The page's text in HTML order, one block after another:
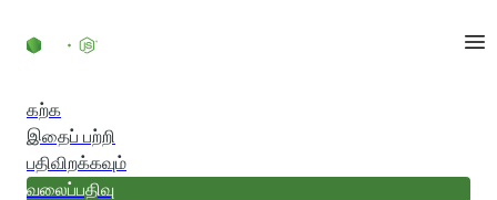
கற்க
இதைப் பற்றி
பதிவிறக்கவும்
வலைப்பதிவு